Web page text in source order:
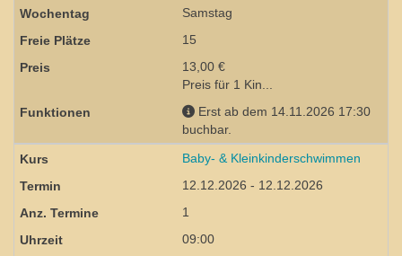
Samstag
15
13,00 €
Preis für 1 Kin...
Erst ab dem 14.11.2026 17:30
buchbar.
Baby- & Kleinkinderschwimmen
12.12.2026 - 12.12.2026
1
09:00